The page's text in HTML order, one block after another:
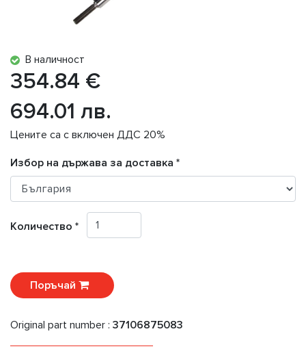
В наличност
354.84 €
694.01 лв.
Цените са с включен ДДС 20%
Избор на държава за доставка *
Количество *
Поръчай
Original part number : 37106875083